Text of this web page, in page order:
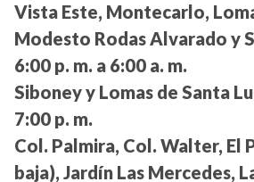
Vista Este, Montecarlo,
Modesto Rodas Alvarado y
6:00 p. m. a 6:00 a. m.
Siboney y Lomas de Santa
7:00 p. m.
Col. Palmira, Col. Walter, El
baja), Jardín Las Mercedes,